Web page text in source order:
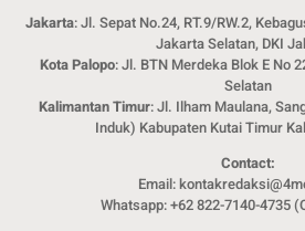
Jakarta: Jl. Sepat No.24, RT.9/RW.2,
Jakarta Selatan, DKI
Kota Palopo: Jl. BTN Merdeka Blok E No
Selatan
Kalimantan Timur: Jl. Ilham Maulana,
Induk) Kabupaten Kutai Timur
Contact:
Email:
Whatsapp: +62 822-7140-4735